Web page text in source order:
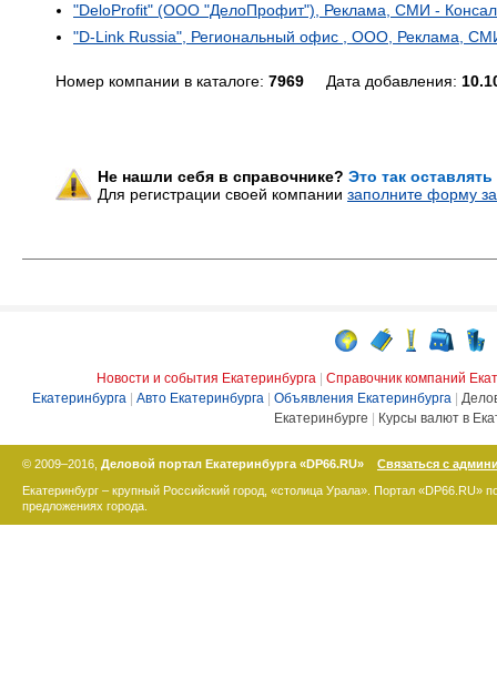
"DeloProfit" (ООО "ДелоПрофит"), Реклама, СМИ -
"D-Link Russia", Региональный офис , ООО, Реклама,
Номер компании в каталоге: 7969 Дата добавления:
Не нашли себя в справочнике? Это так
Для регистрации своей компании заполните форму
Новости и события Екатеринбурга
Справочник компаний
Екатеринбурга
Авто Екатеринбурга Объявления Екатеринбурга
Екатеринбурге
Курсы валют в
© 2009–2016, Деловой портал Екатеринбурга «DP66.RU»
Связаться с
Екатеринбург – крупный Российский город, «столица Урала». Портал «DP66.RU»
предложениях города.